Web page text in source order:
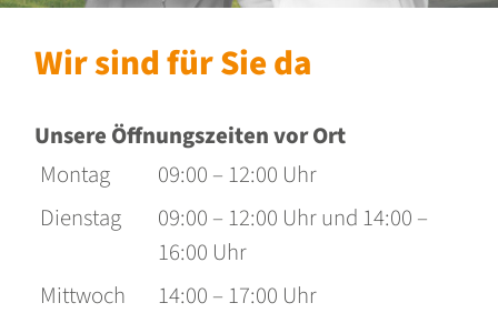
Wir sind für Sie da
Unsere Öffnungszeiten vor Ort
Montag
09:00 – 12:00 Uhr
Dienstag
09:00 – 12:00 Uhr und 14:00 –
16:00 Uhr
Mittwoch
14:00 – 17:00 Uhr